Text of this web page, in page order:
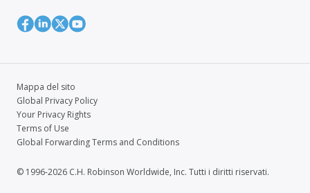
Mappa del sito
Global Privacy Policy
Your Privacy Rights
Terms of Use
Global Forwarding Terms and Conditions
© 1996-2026 C.H. Robinson Worldwide, Inc. Tutti i diritti riservati.